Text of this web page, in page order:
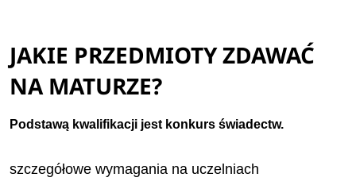
JAKIE PRZEDMIOTY ZDAWAĆ
NA MATURZE?
Podstawą kwalifikacji jest konkurs świadectw.
szczegółowe wymagania na uczelniach